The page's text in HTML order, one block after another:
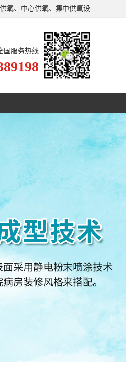
氧、中心供氧、集中供氧设
国服务热线